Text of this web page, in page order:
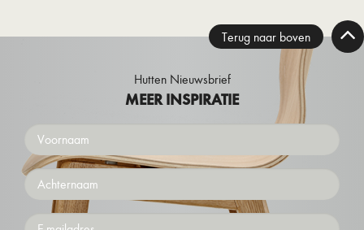
Terug naar boven
Hutten Nieuwsbrief
MEER INSPIRATIE
Voornaam
Achternaam
Emailaddress